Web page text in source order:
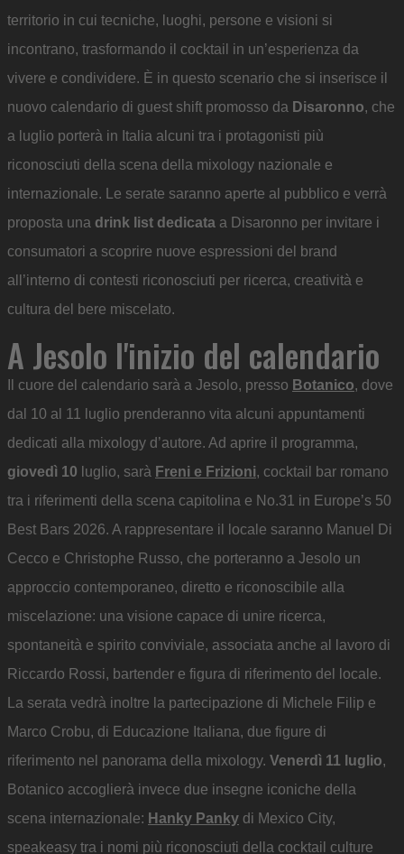
territorio in cui tecniche, luoghi, persone e visioni si
incontrano, trasformando il cocktail in un’esperienza da
vivere e condividere. È in questo scenario che si inserisce il
nuovo calendario di guest shift promosso da Disaronno, che
a luglio porterà in Italia alcuni tra i protagonisti più
riconosciuti della scena della mixology nazionale e
internazionale. Le serate saranno aperte al pubblico e verrà
proposta una drink list dedicata a Disaronno per invitare i
consumatori a scoprire nuove espressioni del brand
all’interno di contesti riconosciuti per ricerca, creatività e
cultura del bere miscelato.
A Jesolo l'inizio del calendario
Il cuore del calendario sarà a Jesolo, presso Botanico, dove
dal 10 al 11 luglio prenderanno vita alcuni appuntamenti
dedicati alla mixology d’autore. Ad aprire il programma,
giovedì 10 luglio, sarà Freni e Frizioni, cocktail bar romano
tra i riferimenti della scena capitolina e No.31 in Europe’s 50
Best Bars 2026. A rappresentare il locale saranno Manuel Di
Cecco e Christophe Russo, che porteranno a Jesolo un
approccio contemporaneo, diretto e riconoscibile alla
miscelazione: una visione capace di unire ricerca,
spontaneità e spirito conviviale, associata anche al lavoro di
Riccardo Rossi, bartender e figura di riferimento del locale.
La serata vedrà inoltre la partecipazione di Michele Filip e
Marco Crobu, di Educazione Italiana, due figure di
riferimento nel panorama della mixology. Venerdì 11 luglio,
Botanico accoglierà invece due insegne iconiche della
scena internazionale: Hanky Panky di Mexico City,
speakeasy tra i nomi più riconosciuti della cocktail culture